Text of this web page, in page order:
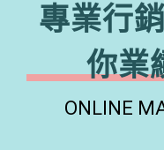
專業行
你業
ONLINE